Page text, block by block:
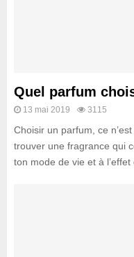
Quel parfum
13 mai 2019 3115
Choisir un parfum, ce
trouver une fragrance qui
ton mode de vie et à l’effet